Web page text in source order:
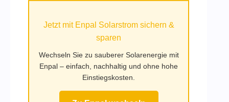
Jetzt mit Enpal Solarstrom sichern &
sparen
Wechseln Sie zu sauberer Solarenergie mit
Enpal – einfach, nachhaltig und ohne hohe
Einstiegskosten.